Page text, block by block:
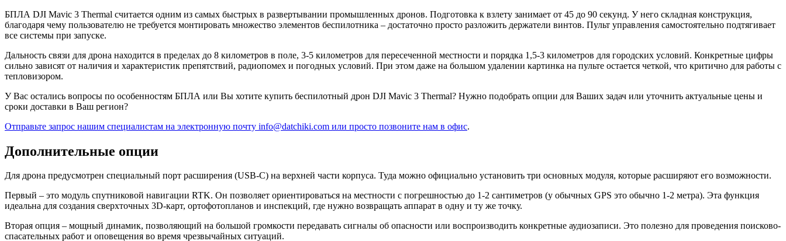
БПЛА DJI Mavic 3 Thermal считается одним из самых быстрых в развертывании промышленных дронов. Подготовка к взлету занимает от 45 до 90 секунд. У него складная конструкция,
благодаря чему пользователю не требуется монтировать множество элементов беспилотника – достаточно просто разложить держатели винтов. Пульт управления самостоятельно подтягивает
все системы при запуске.
Дальность связи для дрона находится в пределах до 8 километров в поле, 3-5 километров для пересеченной местности и порядка 1,5-3 километров для городских условий. Конкретные цифры
сильно зависят от наличия и характеристик препятствий, радиопомех и погодных условий. При этом даже на большом удалении картинка на пульте остается четкой, что критично для работы с
тепловизором.
У Вас остались вопросы по особенностям БПЛА или Вы хотите купить беспилотный дрон DJI Mavic 3 Thermal? Нужно подобрать опции для Ваших задач или уточнить актуальные цены и
сроки доставки в Ваш регион?
Отправьте запрос нашим специалистам на электронную почту info@datchiki.com или просто позвоните нам в офис.
Дополнительные опции
Для дрона предусмотрен специальный порт расширения (USB-C) на верхней части корпуса. Туда можно официально установить три основных модуля, которые расширяют его возможности.
Первый – это модуль спутниковой навигации RTK. Он позволяет ориентироваться на местности с погрешностью до 1-2 сантиметров (у обычных GPS это обычно 1-2 метра). Эта функция
идеальна для создания сверхточных 3D-карт, ортофотопланов и инспекций, где нужно возвращать аппарат в одну и ту же точку.
Вторая опция – мощный динамик, позволяющий на большой громкости передавать сигналы об опасности или воспроизводить конкретные аудиозаписи. Это полезно для проведения поисково-
спасательных работ и оповещения во время чрезвычайных ситуаций.